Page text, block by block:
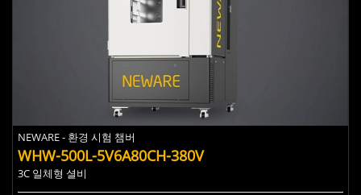
NEWARE - 환경 시험 챔버
WHW-500L-5V6A80CH-380V
3C 일체형 셜비